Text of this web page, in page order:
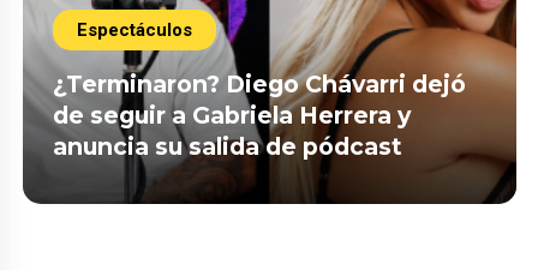
Espectáculos
¿Terminaron? Diego Chávarri dejó
de seguir a Gabriela Herrera y
anuncia su salida de pódcast